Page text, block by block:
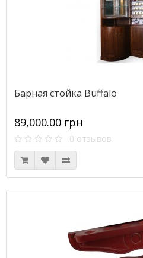
Барная стойка Buffalo
89,000.00 грн
0 отзывов